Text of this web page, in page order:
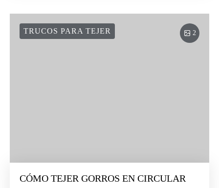
2
TRUCOS PARA TEJER
CÓMO TEJER GORROS EN CIRCULAR